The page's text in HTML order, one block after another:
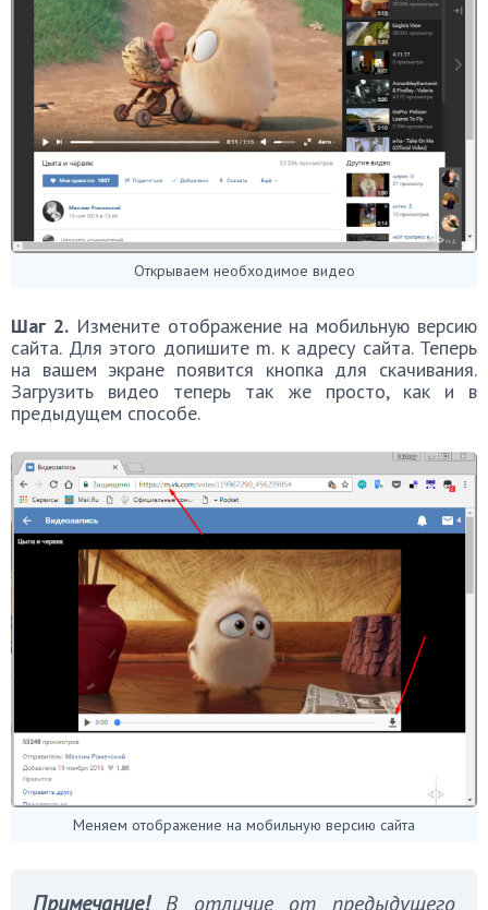
Открываем необходимое видео
Шаг 2.Измените отображение на мобильную версию
сайта. Для этого допишите m. к адресу сайта. Теперь
на вашем экране появится кнопка для скачивания.
Загрузить видео теперь так же просто, как и в
предыдущем способе.
Меняем отображение на мобильную версию сайта
Примечание! В отличие от предыдущего